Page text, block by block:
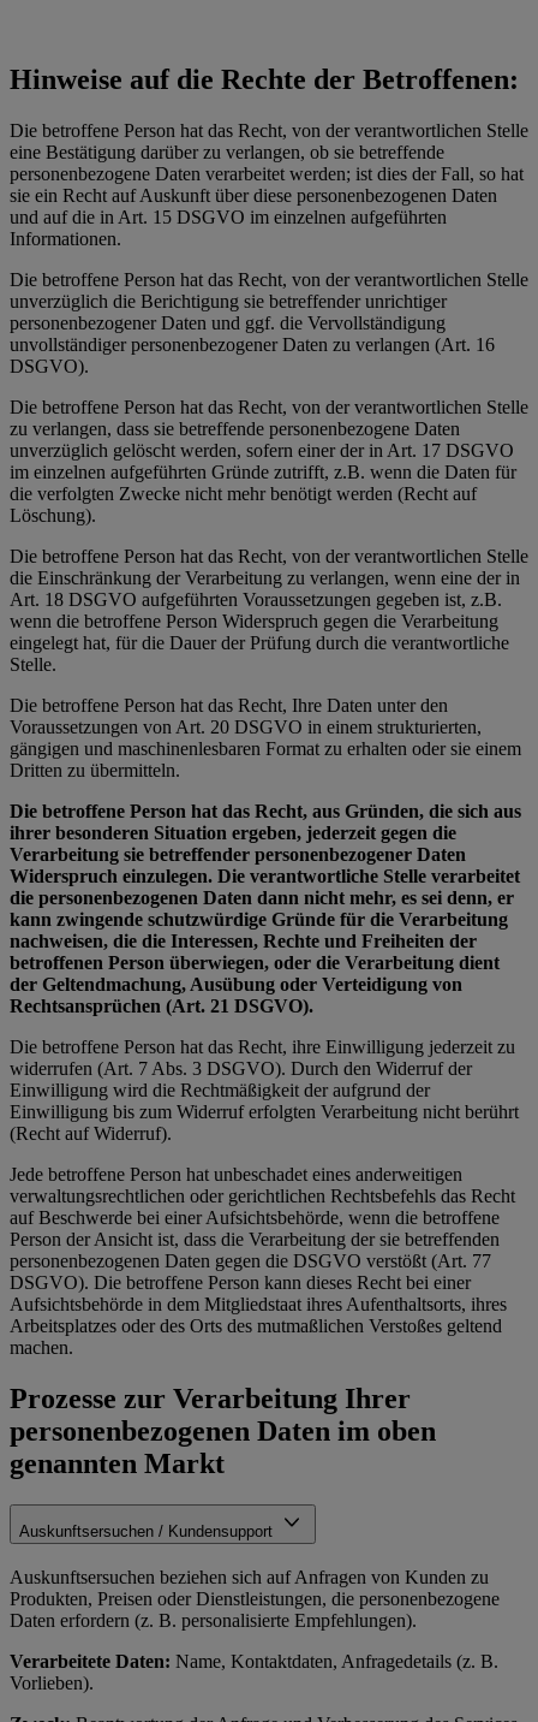
Hinweise auf die Rechte der Betroffenen:
Die betroffene Person hat das Recht, von der verantwortlichen Stelle
eine Bestätigung darüber zu verlangen, ob sie betreffende
personenbezogene Daten verarbeitet werden; ist dies der Fall, so hat
sie ein Recht auf Auskunft über diese personenbezogenen Daten
und auf die in Art. 15 DSGVO im einzelnen aufgeführten
Informationen.
Die betroffene Person hat das Recht, von der verantwortlichen Stelle
unverzüglich die Berichtigung sie betreffender unrichtiger
personenbezogener Daten und ggf. die Vervollständigung
unvollständiger personenbezogener Daten zu verlangen (Art. 16
DSGVO).
Die betroffene Person hat das Recht, von der verantwortlichen Stelle
zu verlangen, dass sie betreffende personenbezogene Daten
unverzüglich gelöscht werden, sofern einer der in Art. 17 DSGVO
im einzelnen aufgeführten Gründe zutrifft, z.B. wenn die Daten für
die verfolgten Zwecke nicht mehr benötigt werden (Recht auf
Löschung).
Die betroffene Person hat das Recht, von der verantwortlichen Stelle
die Einschränkung der Verarbeitung zu verlangen, wenn eine der in
Art. 18 DSGVO aufgeführten Voraussetzungen gegeben ist, z.B.
wenn die betroffene Person Widerspruch gegen die Verarbeitung
eingelegt hat, für die Dauer der Prüfung durch die verantwortliche
Stelle.
Die betroffene Person hat das Recht, Ihre Daten unter den
Voraussetzungen von Art. 20 DSGVO in einem strukturierten,
gängigen und maschinenlesbaren Format zu erhalten oder sie einem
Dritten zu übermitteln.
Die betroffene Person hat das Recht, aus Gründen, die sich aus
ihrer besonderen Situation ergeben, jederzeit gegen die
Verarbeitung sie betreffender personenbezogener Daten
Widerspruch einzulegen. Die verantwortliche Stelle verarbeitet
die personenbezogenen Daten dann nicht mehr, es sei denn, er
kann zwingende schutzwürdige Gründe für die Verarbeitung
nachweisen, die die Interessen, Rechte und Freiheiten der
betroffenen Person überwiegen, oder die Verarbeitung dient
der Geltendmachung, Ausübung oder Verteidigung von
Rechtsansprüchen (Art. 21 DSGVO).
Die betroffene Person hat das Recht, ihre Einwilligung jederzeit zu
widerrufen (Art. 7 Abs. 3 DSGVO). Durch den Widerruf der
Einwilligung wird die Rechtmäßigkeit der aufgrund der
Einwilligung bis zum Widerruf erfolgten Verarbeitung nicht berührt
(Recht auf Widerruf).
Jede betroffene Person hat unbeschadet eines anderweitigen
verwaltungsrechtlichen oder gerichtlichen Rechtsbefehls das Recht
auf Beschwerde bei einer Aufsichtsbehörde, wenn die betroffene
Person der Ansicht ist, dass die Verarbeitung der sie betreffenden
personenbezogenen Daten gegen die DSGVO verstößt (Art. 77
DSGVO). Die betroffene Person kann dieses Recht bei einer
Aufsichtsbehörde in dem Mitgliedstaat ihres Aufenthaltsorts, ihres
Arbeitsplatzes oder des Orts des mutmaßlichen Verstoßes geltend
machen.
Prozesse zur Verarbeitung Ihrer
personenbezogenen Daten im oben
genannten Markt
Auskunftsersuchen / Kundensupport
Auskunftsersuchen beziehen sich auf Anfragen von Kunden zu
Produkten, Preisen oder Dienstleistungen, die personenbezogene
Daten erfordern (z. B. personalisierte Empfehlungen).
Verarbeitete Daten: Name, Kontaktdaten, Anfragedetails (z. B.
Vorlieben).